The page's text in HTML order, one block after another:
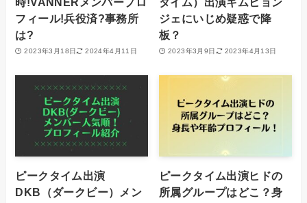
フィール!兵役済?事務所
は?
2023年3月18日 2024年4月11日
ジェにいじめ疑惑で降
板？
2023年3月9日 2023年4月13日
ピークタイム出演
DKB（ダークビー）メン
ピークタイム出演ヒドの
所属グループはどこ？身